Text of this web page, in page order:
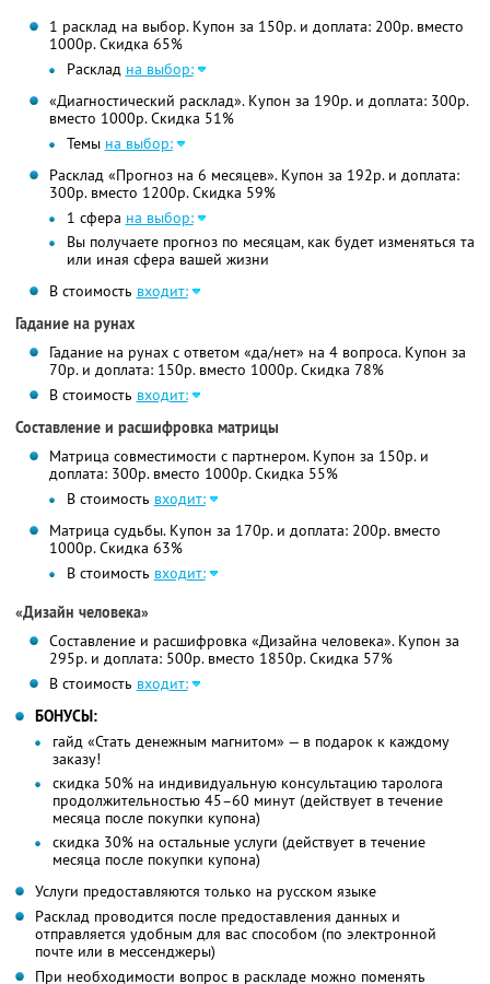
1 расклад на выбор. Купон за 150р. и доплата: 200р. вместо
1000р. Скидка 65%
Расклад на выбор:
«Диагностический расклад». Купон за 190р. и доплата: 300р.
вместо 1000р. Скидка 51%
Темы на выбор:
Расклад «Прогноз на 6 месяцев». Купон за 192р. и доплата:
300р. вместо 1200р. Скидка 59%
1 сфера на выбор:
Вы получаете прогноз по месяцам, как будет изменяться та
или иная сфера вашей жизни
В стоимость входит:
Гадание на рунах
Гадание на рунах с ответом «да/нет» на 4 вопроса. Купон за
70р. и доплата: 150р. вместо 1000р. Скидка 78%
В стоимость входит:
Составление и расшифровка матрицы
Матрица совместимости с партнером. Купон за 150р. и
доплата: 300р. вместо 1000р. Скидка 55%
В стоимость входит:
Матрица судьбы. Купон за 170р. и доплата: 200р. вместо
1000р.Скидка 63%
В стоимость входит:
«Дизайн человека»
Составление и расшифровка «Дизайна человека». Купон за
295р. и доплата: 500р. вместо 1850р. Скидка 57%
В стоимость входит:
БОНУСЫ:
гайд «Стать денежным магнитом» — в подарок к каждому
заказу!
скидка 50% на индивидуальную консультацию таролога
продолжительностью 45–60 минут (действует в течение
месяца после покупки купона)
скидка 30% на остальные услуги (действует в течение
месяца после покупки купона)
Услуги предоставляются только на русском языке
Расклад проводится после предоставления данных и
отправляется удобным для вас способом (по электронной
почте или в мессенджеры)
При необходимости вопрос в раскладе можно поменять